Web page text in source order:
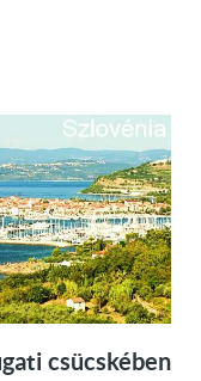
csücskében